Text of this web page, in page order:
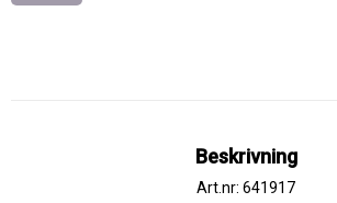
Beskrivning
Art.nr: 641917